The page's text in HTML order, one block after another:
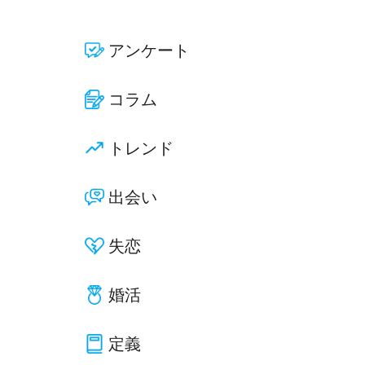
アンケート
コラム
トレンド
出会い
失恋
婚活
定義